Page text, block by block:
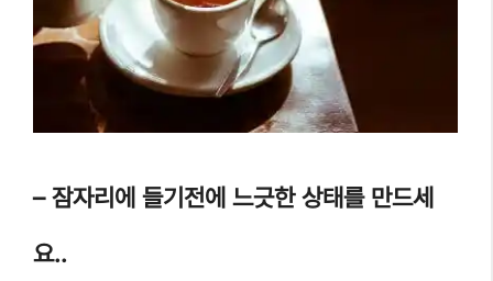
– 잠자리에 들기전에 느긋한 상태를 만드세
요..